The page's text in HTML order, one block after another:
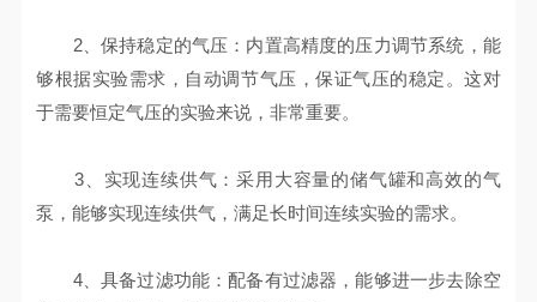
2、保持稳定的气压：内置高精度的压力调节系统，能
够根据实验需求，自动调节气压，保证气压的稳定。这对
于需要恒定气压的实验来说，非常重要。
3、实现连续供气：采用大容量的储气罐和高效的气
泵，能够实现连续供气，满足长时间连续实验的需求。
4、具备过滤功能：配备有过滤器，能够进一步去除空